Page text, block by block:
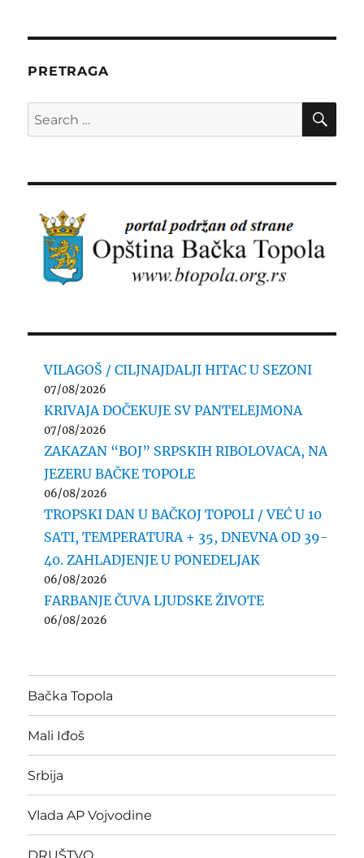
PRETRAGA
Search
for:
VILAGOŠ / CILJNAJDALJI HITAC U SEZONI
07/08/2026
KRIVAJA DOČEKUJE SV PANTELEJMONA
07/08/2026
ZAKAZAN “BOJ” SRPSKIH RIBOLOVACA, NA
JEZERU BAČKE TOPOLE
06/08/2026
TROPSKI DAN U BAČKOJ TOPOLI / VEĆ U 10
SATI, TEMPERATURA + 35, DNEVNA OD 39-
40. ZAHLADJENJE U PONEDELJAK
06/08/2026
FARBANJE ČUVA LJUDSKE ŽIVOTE
06/08/2026
Bačka Topola
Mali Iđoš
Srbija
Vlada AP Vojvodine
DRUŠTVO